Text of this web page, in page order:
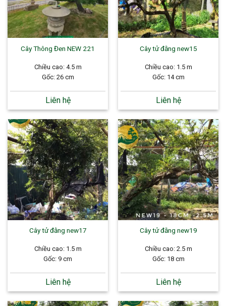
Cây Thông Đen NEW 221
Chiều cao: 4.5 m
Gốc: 26 cm
Liên hệ
Cây tử đằng new15
Chiều cao: 1.5 m
Gốc: 14 cm
Liên hệ
Cây tử đằng new17
Chiều cao: 1.5 m
Gốc: 9 cm
Liên hệ
Cây tử đằng new19
Chiều cao: 2.5 m
Gốc: 18 cm
Liên hệ